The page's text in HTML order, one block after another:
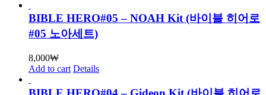
BIBLE HERO#05 – NOAH Kit (바이블 히어로
#05 노아세트)
8,000₩
Add to cart Details